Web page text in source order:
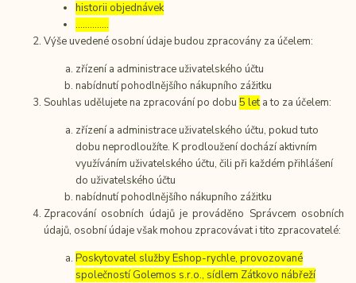
historii objednávek
…………..
Výše uvedené osobní údaje budou zpracovány za účelem:
zřízení a administrace uživatelského účtu
nabídnutí pohodlnějšího nákupního zážitku
Souhlas udělujete na zpracování po dobu 5 leta to za účelem:
zřízení a administrace uživatelského účtu, pokud tuto
dobu neprodloužíte. K prodloužení dochází aktivním
využíváním uživatelského účtu, čili při každém přihlášení
do uživatelského účtu
nabídnutí pohodlnějšího nákupního zážitku
Zpracování osobních údajů je prováděno Správcem osobních
údajů, osobní údaje však mohou zpracovávat i tito zpracovatelé:
Poskytovatel služby Eshop-rychle, provozované
společností Golemos s.r.o., sídlem Zátkovo nábřeží